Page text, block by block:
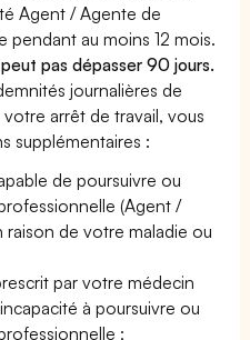
Agent / Agente de
au moins 12 mois.
pas dépasser 90 jours.
journalières de
arrêt de travail, vous
supplémentaires :
de poursuivre ou
(Agent /
de votre maladie ou
par votre médecin
à poursuivre ou
;